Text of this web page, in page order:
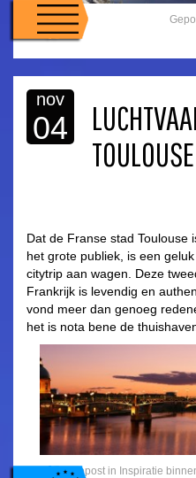
nov
04
TOULOUSE
Dat de Franse stad Toulouse
het grote publiek, is een
citytrip aan wagen. Deze
Frankrijk is levendig en
vond meer dan genoeg
het is nota bene de
Gepost in Inspiratie